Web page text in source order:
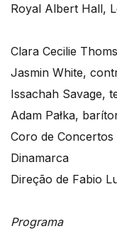
Royal Albert Hall,
Clara Cecilie
Jasmin White,
Issachah Savage,
Adam Pałka,
Coro de
Dinamarca
Direção de Fabio
Programa